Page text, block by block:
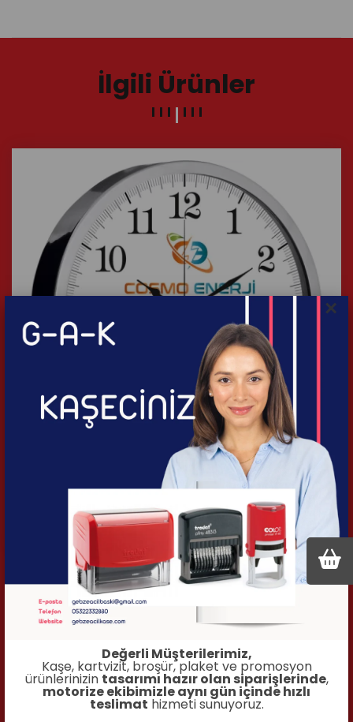
Değerli Müşterilerimiz,
Kaşe, kartvizit, broşür, plaket ve promosyon
ürünlerinizin tasarımı hazır olan siparişlerinde,
motorize ekibimizle aynı gün içinde hızlı
teslimat hizmeti sunuyoruz.
×
İlgili Ürünler
V30-980-B METAL DUVAR SAATİ
İncele